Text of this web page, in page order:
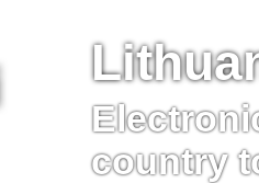
country